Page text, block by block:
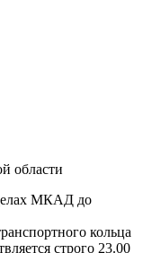
области
МКАД до
кольца
строго 23.00